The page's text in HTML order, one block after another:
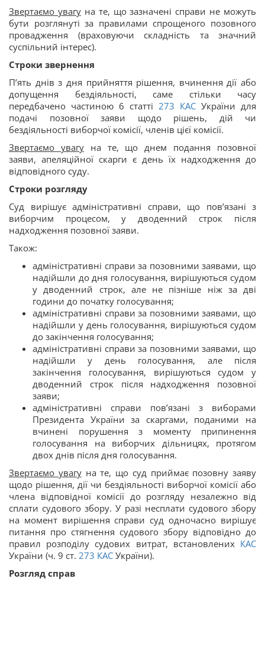
Звертаємо увагуна те, що зазначені справи не можуть
бути розглянуті за правилами спрощеного позовного
провадження (враховуючи складність та значний
суспільний інтерес).
Строки звернення
П’ять днів з дня прийняття рішення, вчинення дії або
допущення бездіяльності, саме стільки часу
передбачено частиною 6 статті 273 КАС України для
подачі позовної заяви щодо рішень, дій чи
бездіяльності виборчої комісії, членів цієї комісії.
Звертаємо увагуна те, що днем подання позовної
заяви, апеляційної скарги є день їх надходження до
відповідного суду.
Строки розгляду
Суд вирішує адміністративні справи, що пов’язані з
виборчим процесом, у дводенний строк після
надходження позовної заяви.
Також:
адміністративні справи за позовними заявами, що
надійшли до дня голосування, вирішуються судом
у дводенний строк, але не пізніше ніж за дві
години до початку голосування;
адміністративні справи за позовними заявами, що
надійшли у день голосування, вирішуються судом
до закінчення голосування;
адміністративні справи за позовними заявами, що
надійшли у день голосування, але після
закінчення голосування, вирішуються судом у
дводенний строк після надходження позовної
заяви;
адміністративні справи пов’язані з виборами
Президента України за скаргами, поданими на
вчинені порушення з моменту припинення
голосування на виборчих дільницях, протягом
двох днів після дня голосування.
Звертаємо увагуна те, що суд приймає позовну заяву
щодо рішення, дії чи бездіяльності виборчої комісії або
члена відповідної комісії до розгляду незалежно від
сплати судового збору. У разі несплати судового збору
на момент вирішення справи суд одночасно вирішує
питання про стягнення судового збору відповідно до
правил розподілу судових витрат, встановлених КАС
України (ч. 9 ст. 273 КАС України).
Розгляд справ